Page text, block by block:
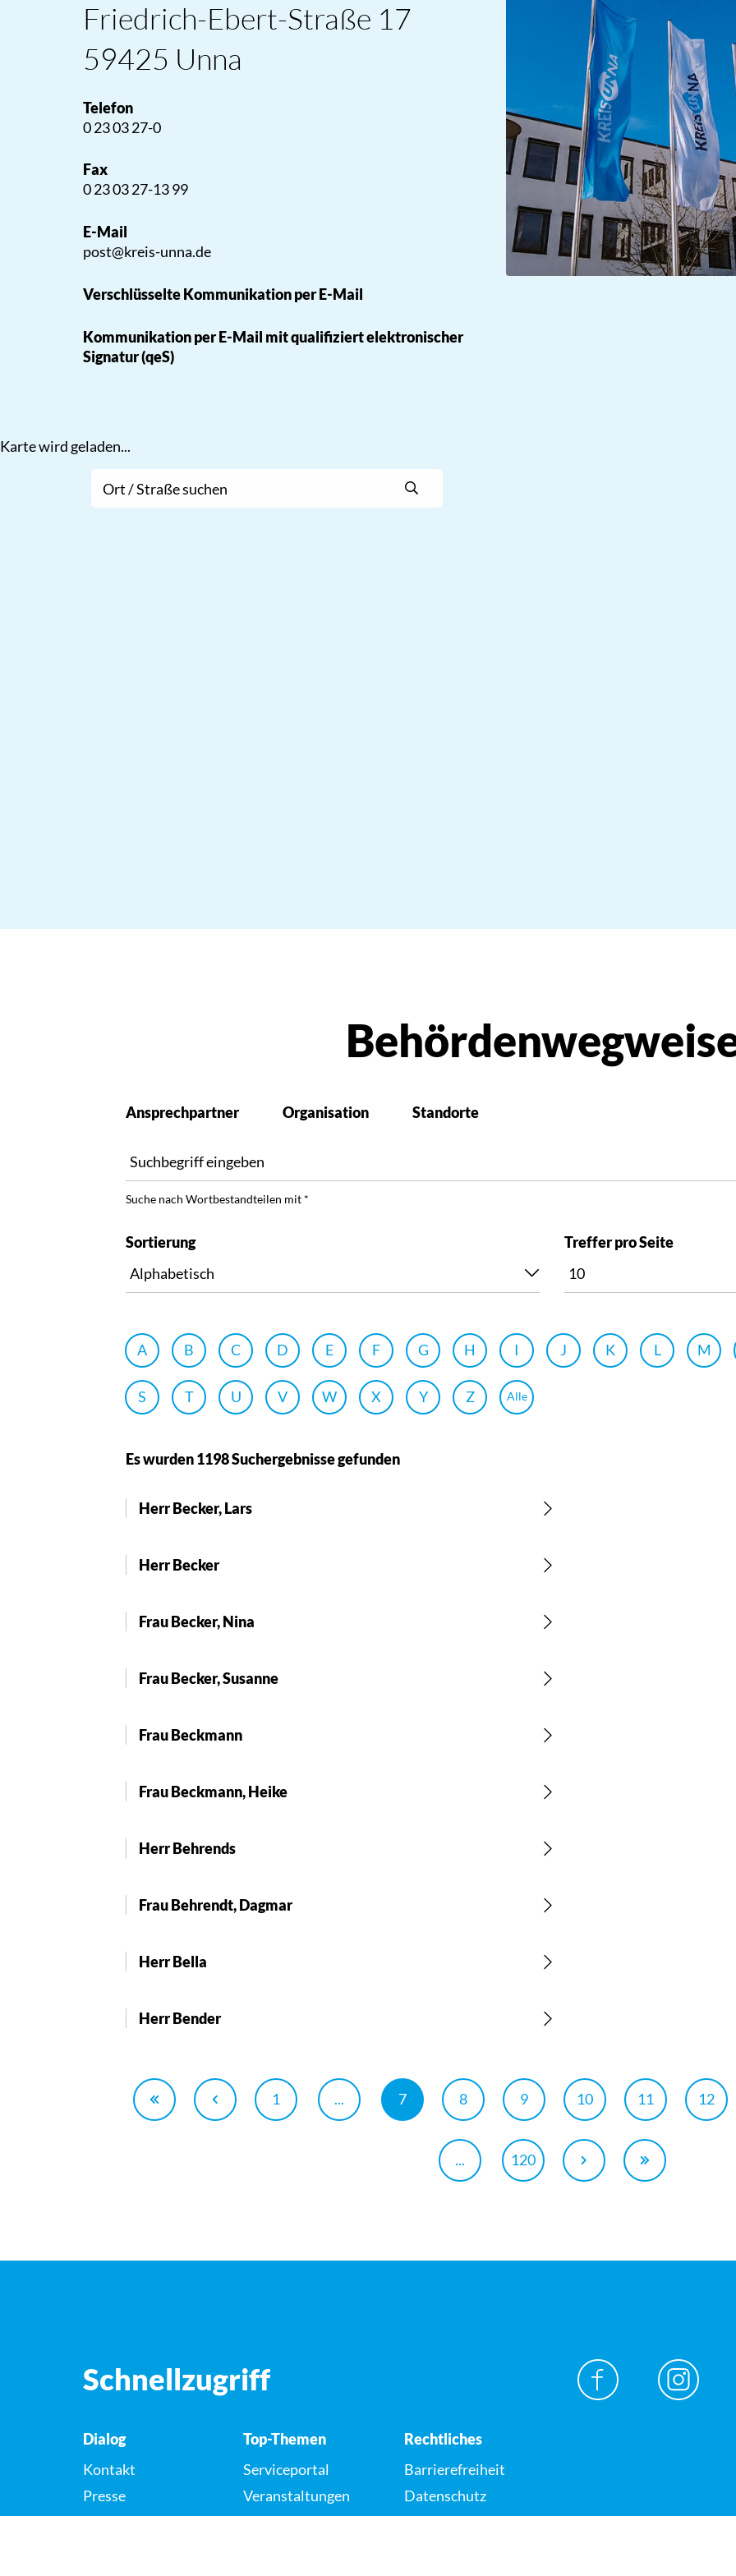
Friedrich-Ebert-Straße 17
59425 Unna
Telefon
0 23 03 27-0
Fax
0 23 03 27-13 99
E-Mail
post@kreis-unna.de
Verschlüsselte Kommunikation per E-Mail
Kommunikation per E-Mail mit qualifiziert elektronischer
Signatur (qeS)
Karte wird geladen...
Ansprechpartner Organisation Standorte
Suche nach Wortbestandteilen mit *
Sortierung Treffer pro Seite
A B C D E F G H I J K L M
S T U V W X Y Z Alle
Es wurden 1198 Suchergebnisse gefunden
Herr Becker, Lars
Herr Becker
Frau Becker, Nina
Frau Becker, Susanne
Frau Beckmann
Frau Beckmann, Heike
Herr Behrends
Frau Behrendt, Dagmar
Herr Bella
Herr Bender
1 ... 7 8 9 10 11 12
... 120
Schnellzugriff
Dialog
Kontakt
Presse
Top-Themen
Serviceportal
Veranstaltungen
Karriere
Rechtliches
Barrierefreiheit
Datenschutz
Impressum